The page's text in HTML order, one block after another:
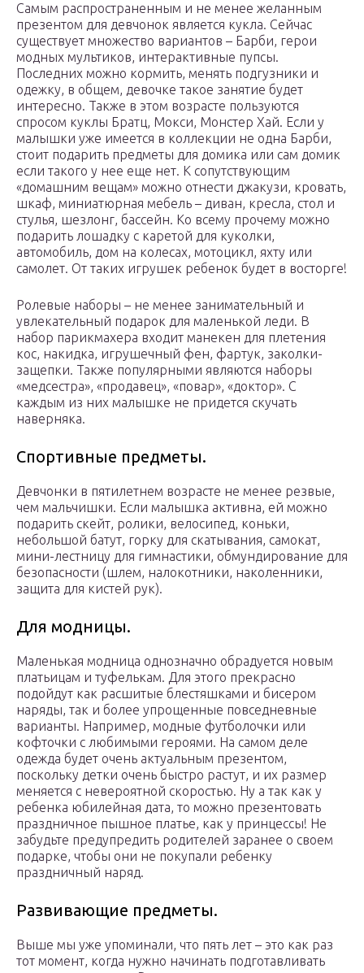
Самым распространенным и не менее желанным
презентом для девчонок является кукла. Сейчас
существует множество вариантов – Барби, герои
модных мультиков, интерактивные пупсы.
Последних можно кормить, менять подгузники и
одежку, в общем, девочке такое занятие будет
интересно. Также в этом возрасте пользуются
спросом куклы Братц, Мокси, Монстер Хай. Если у
малышки уже имеется в коллекции не одна Барби,
стоит подарить предметы для домика или сам домик
если такого у нее еще нет. К сопутствующим
«домашним вещам» можно отнести джакузи, кровать,
шкаф, миниатюрная мебель – диван, кресла, стол и
стулья, шезлонг, бассейн. Ко всему прочему можно
подарить лошадку с каретой для куколки,
автомобиль, дом на колесах, мотоцикл, яхту или
самолет. От таких игрушек ребенок будет в восторге!
Ролевые наборы – не менее занимательный и
увлекательный подарок для маленькой леди. В
набор парикмахера входит манекен для плетения
кос, накидка, игрушечный фен, фартук, заколки-
защепки. Также популярными являются наборы
«медсестра», «продавец», «повар», «доктор». С
каждым из них малышке не придется скучать
наверняка.
Спортивные предметы.
Девчонки в пятилетнем возрасте не менее резвые,
чем мальчишки. Если малышка активна, ей можно
подарить скейт, ролики, велосипед, коньки,
небольшой батут, горку для скатывания, самокат,
мини-лестницу для гимнастики, обмундирование для
безопасности (шлем, налокотники, наколенники,
защита для кистей рук).
Для модницы.
Маленькая модница однозначно обрадуется новым
платьицам и туфелькам. Для этого прекрасно
подойдут как расшитые блестяшками и бисером
наряды, так и более упрощенные повседневные
варианты. Например, модные футболочки или
кофточки с любимыми героями. На самом деле
одежда будет очень актуальным презентом,
поскольку детки очень быстро растут, и их размер
меняется с невероятной скоростью. Ну а так как у
ребенка юбилейная дата, то можно презентовать
праздничное пышное платье, как у принцессы! Не
забудьте предупредить родителей заранее о своем
подарке, чтобы они не покупали ребенку
праздничный наряд.
Развивающие предметы.
Выше мы уже упоминали, что пять лет – это как раз
тот момент, когда нужно начинать подготавливать